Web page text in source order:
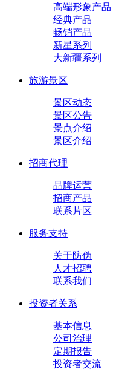
高端形象产品
经典产品
畅销产品
新星系列
大新疆系列
旅游景区
景区动态
景区公告
景点介绍
景区介绍
招商代理
品牌运营
招商产品
联系片区
服务支持
关于防伪
人才招聘
联系我们
投资者关系
基本信息
公司治理
定期报告
投资者交流